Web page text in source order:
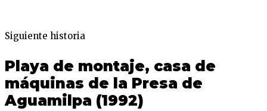
Siguiente historia
Playa de montaje, casa de
máquinas de la Presa de
Aguamilpa (1992)